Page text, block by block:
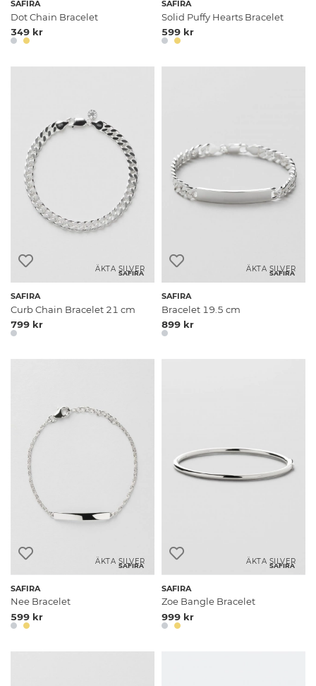
SAFIRA
Dot Chain Bracelet
349 kr
SAFIRA
Solid Puffy Hearts Bracelet
599 kr
SAFIRA
ÄKTA SILVER
SAFIRA
Curb Chain Bracelet 21 cm
799 kr
SAFIRA
ÄKTA SILVER
SAFIRA
Bracelet 19.5 cm
899 kr
SAFIRA
ÄKTA SILVER
SAFIRA
Nee Bracelet
599 kr
SAFIRA
ÄKTA SILVER
SAFIRA
Zoe Bangle Bracelet
999 kr